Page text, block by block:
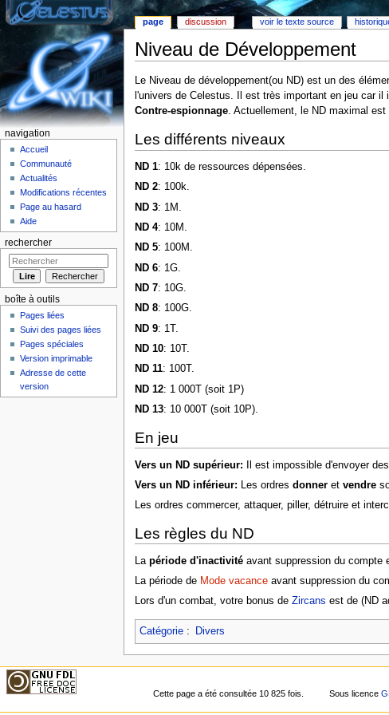
Niveau de Développement
Le Niveau de développement(ou ND) est un des
l'univers de Celestus. Il est très important en jeu car
Contre-espionnage. Actuellement, le ND maximal est
Les différents niveaux
ND 1: 10k de ressources dépensées.
ND 2: 100k.
ND 3: 1M.
ND 4: 10M.
ND 5: 100M.
ND 6: 1G.
ND 7: 10G.
ND 8: 100G.
ND 9: 1T.
ND 10: 10T.
ND 11: 100T.
ND 12: 1 000T (soit 1P)
ND 13: 10 000T (soit 10P).
En jeu
Vers un ND supérieur: Il est impossible d'envoyer
Vers un ND inférieur: Les ordres donneret vendre
Les ordres commercer, attaquer, piller, détruire et
Les règles du ND
La période d'inactivitéavant suppression du compte
La période de Mode vacanceavant suppression du
Lors d'un combat, votre bonus de Zircans est de (ND
Catégorie: Divers
page discussion voir le texte source
navigation
Accueil
Communauté
Actualités
Modifications récentes
Page au hasard
Aide
rechercher
boîte à outils
Pages liées
Suivi des pages liées
Pages spéciales
Version imprimable
Adresse de cette
version
Cette page a été consultée 10 825 fois.
Sous licence